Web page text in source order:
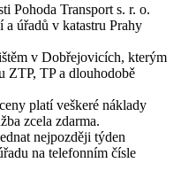
Pohoda Transport s. r. o.
úřadů v katastru Prahy
v Dobřejovicích, kterým
ZTP, TP a dlouhodobě
platí veškeré náklady
zcela zdarma.
nejpozději týden
na telefonním čísle